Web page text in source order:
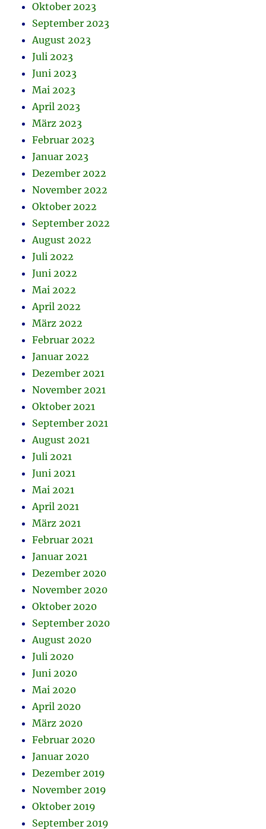
Oktober 2023
September 2023
August 2023
Juli 2023
Juni 2023
Mai 2023
April 2023
März 2023
Februar 2023
Januar 2023
Dezember 2022
November 2022
Oktober 2022
September 2022
August 2022
Juli 2022
Juni 2022
Mai 2022
April 2022
März 2022
Februar 2022
Januar 2022
Dezember 2021
November 2021
Oktober 2021
September 2021
August 2021
Juli 2021
Juni 2021
Mai 2021
April 2021
März 2021
Februar 2021
Januar 2021
Dezember 2020
November 2020
Oktober 2020
September 2020
August 2020
Juli 2020
Juni 2020
Mai 2020
April 2020
März 2020
Februar 2020
Januar 2020
Dezember 2019
November 2019
Oktober 2019
September 2019